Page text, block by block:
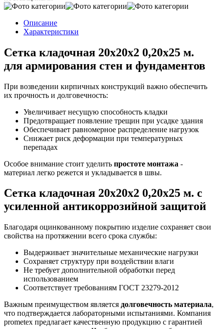
Описание
Характеристики
Сетка кладочная 20х20x2 0,20х25 м.
для армирования стен и фундаментов
При возведении кирпичных конструкций важно обеспечить
их прочность и долговечность:
Увеличивает несущую способность кладки
Предотвращает появление трещин при усадке здания
Обеспечивает равномерное распределение нагрузок
Снижает риск деформации при температурных
перепадах
Особое внимание стоит уделить простоте монтажа -
материал легко режется и укладывается в швы.
Сетка кладочная 20х20x2 0,20х25 м. с
усиленной антикоррозийной защитой
Благодаря оцинкованному покрытию изделие сохраняет свои
свойства на протяжении всего срока службы:
Выдерживает значительные механические нагрузки
Сохраняет структуру при воздействии влаги
Не требует дополнительной обработки перед
использованием
Соответствует требованиям ГОСТ 23279-2012
Важным преимуществом является долговечность материала,
что подтверждается лабораторными испытаниями. Компания
prometex предлагает качественную продукцию с гарантией